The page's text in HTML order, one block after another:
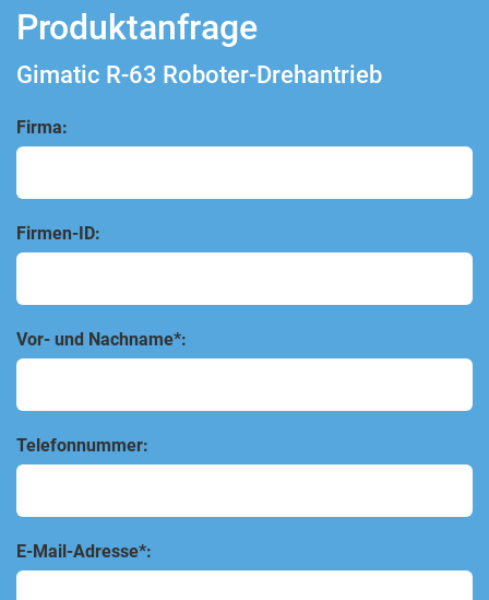
Produktanfrage
Gimatic R-63 Roboter-Drehantrieb
Firma:
Firmen-ID:
Vor- und Nachname*:
Telefonnummer:
E-Mail-Adresse*: